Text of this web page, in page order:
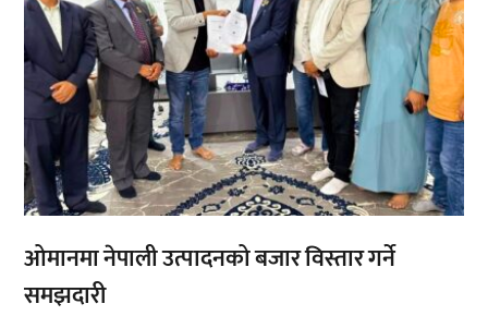
ओमानमा नेपाली उत्पादनको बजार विस्तार गर्ने
समझदारी